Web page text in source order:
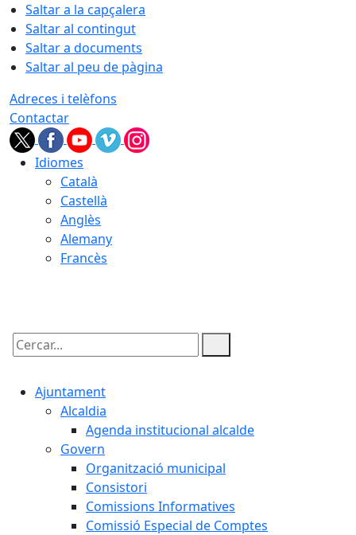
Saltar a la capçalera
Saltar al contingut
Saltar a documents
Saltar al peu de pàgina
Adreces i telèfons
Contactar
Idiomes
Català
Castellà
Anglès
Alemany
Francès
Cercar:
Ajuntament
Alcaldia
Agenda institucional alcalde
Govern
Organització municipal
Consistori
Comissions Informatives
Comissió Especial de Comptes